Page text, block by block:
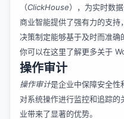
（ClickHouse），为实时数
商业智能提供了强有力的支
决策制定能够基于及时而准确
你可以在这里了解更多关于
操作审计
操作审计是企业中保障安全性
对系统操作进行监控和追踪的
业带来了显著的优势。